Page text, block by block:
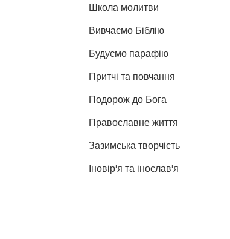
Школа молитви
Вивчаємо Біблію
Будуємо парафію
Притчі та повчання
Подорож до Бога
Православне життя
Зазимська творчість
Іновір'я та інослав'я